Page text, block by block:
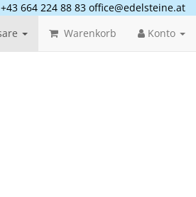
664 224 88 83 office@edelsteine.at
Warenkorb Konto